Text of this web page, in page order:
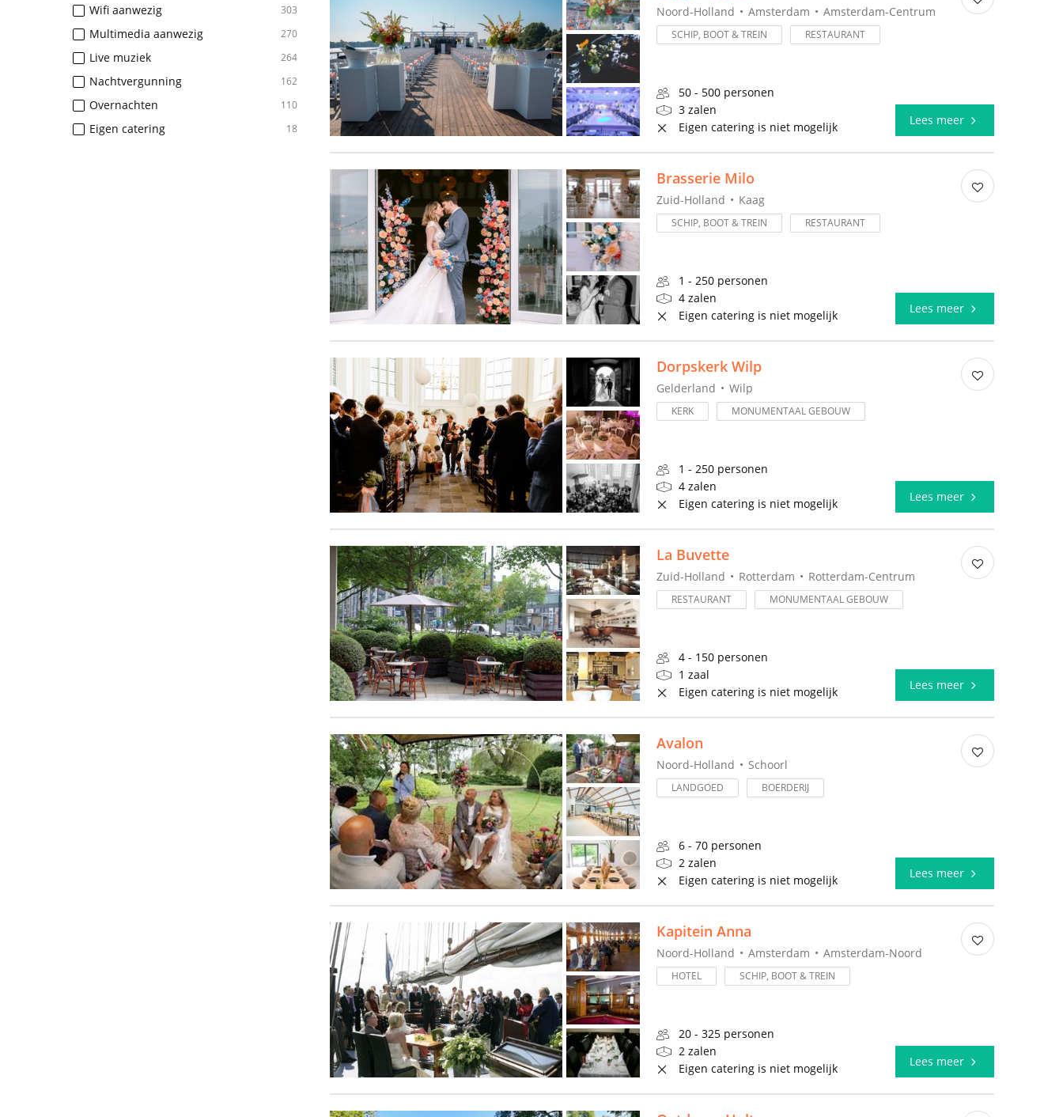
Wifi aanwezig 303
Multimedia aanwezig 270
Live muziek 264
Nachtvergunning 162
Overnachten 110
Eigen catering 18
Noord-Holland Amsterdam Amsterdam-Centrum
SCHIP, BOOT & TREIN RESTAURANT
50 - 500 personen
3 zalen
Eigen catering is niet mogelijk
Lees meer
Brasserie Milo
Zuid-Holland Kaag
SCHIP, BOOT & TREIN RESTAURANT
1 - 250 personen
4 zalen
Eigen catering is niet mogelijk
Lees meer
Dorpskerk Wilp
Gelderland Wilp
KERK MONUMENTAAL GEBOUW
1 - 250 personen
4 zalen
Eigen catering is niet mogelijk
Lees meer
La Buvette
Zuid-Holland Rotterdam Rotterdam-Centrum
RESTAURANT MONUMENTAAL GEBOUW
4 - 150 personen
1 zaal
Eigen catering is niet mogelijk
Lees meer
Avalon
Noord-Holland Schoorl
LANDGOED BOERDERIJ
6 - 70 personen
2 zalen
Eigen catering is niet mogelijk
Lees meer
Kapitein Anna
Noord-Holland Amsterdam Amsterdam-Noord
HOTEL SCHIP, BOOT & TREIN
20 - 325 personen
2 zalen
Eigen catering is niet mogelijk
Lees meer